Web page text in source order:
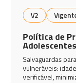
V2
Política de
Adolescentes
Salvaguardas
vulneráveis:
verificável,